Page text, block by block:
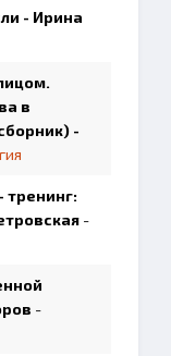
- Ирина
в
-
тренинг:
-
-